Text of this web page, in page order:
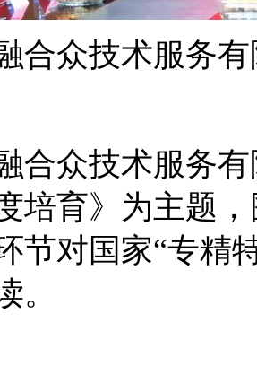
合众技术服务
合众技术服务
培育》为主题
节对国家“专精
。